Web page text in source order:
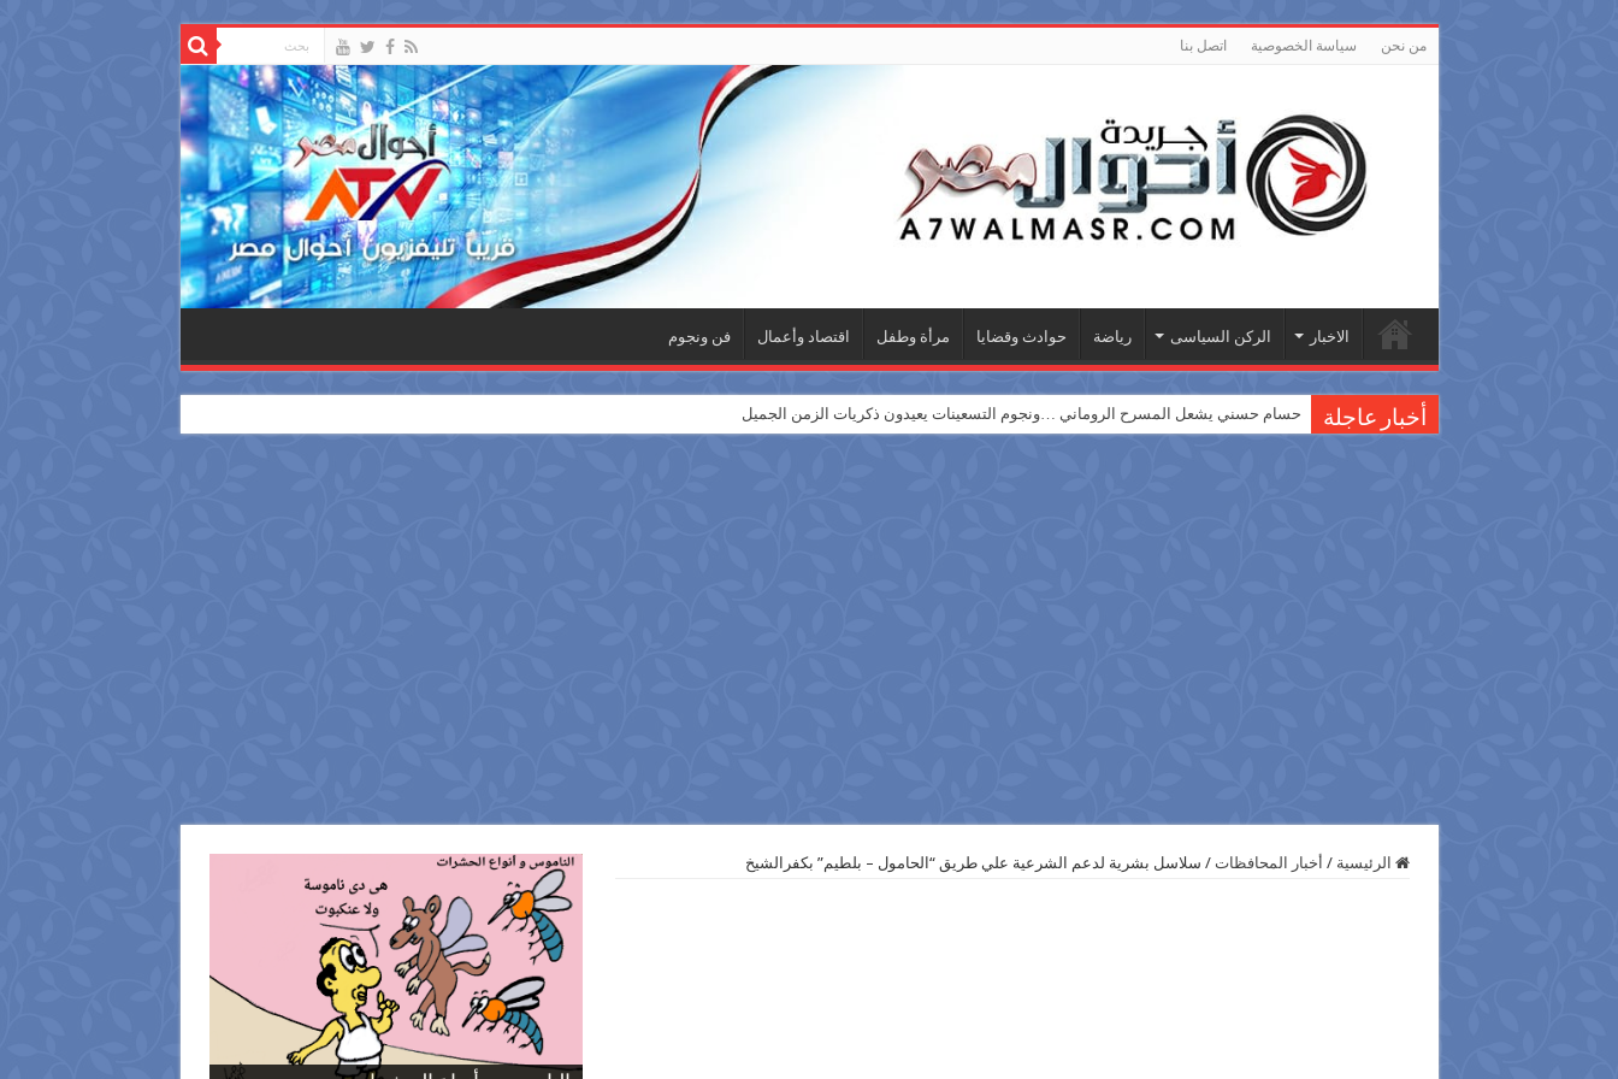
من نحن سياسة الخصوصية اتصل بنا
الاخبار الركن السياسى رياضة حوادث وقضايا مرأة وطفل اقتصاد وأعمال فن ونجوم
أخبار عاجلة حسام حسني يشعل المسرح الروماني …ونجوم التسعينات يعيدون ذكريات الزمن الجميل
الرئيسية / أخبار المحافظات / سلاسل بشرية لدعم الشرعية علي طريق “الحامول – بلطيم” بكفرالشيخ